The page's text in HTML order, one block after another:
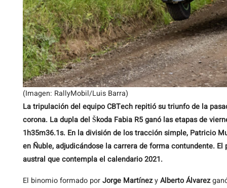
(Imagen: RallyMobil/Luis Barra)
La tripulación del equipo CBTech repitió su triunfo de la
corona. La dupla del Škoda Fabia R5 ganó las etapas de
1h35m36.1s. En la división de los tracción simple, Patricio
en Ñuble, adjudicándose la carrera de forma contundente.
austral que contempla el calendario 2021.
El binomio formado porJorge MartínezyAlberto Álvarez